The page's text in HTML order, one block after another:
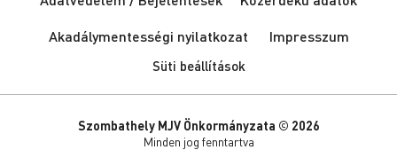
Akadálymentességi nyilatkozat
Impresszum
Süti beállítások
Szombathely MJV Önkormányzata © 2026
Minden jog fenntartva